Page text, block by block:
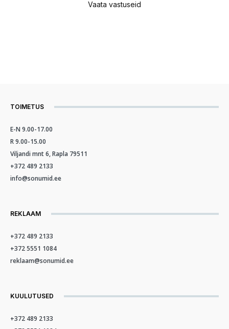
Vaata vastuseid
TOIMETUS
E-N 9.00-17.00
R 9.00-15.00
Viljandi mnt 6, Rapla 79511
+372 489 2133
info@sonumid.ee
REKLAAM
+372 489 2133
+372 5551 1084
reklaam@sonumid.ee
KUULUTUSED
+372 489 2133